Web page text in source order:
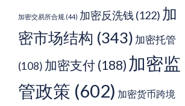
加密交易所合规 (44) 加密反洗钱 (122) 加
密市场结构 (343) 加密托管
(108) 加密支付 (188) 加密监
管政策 (602) 加密货币跨境